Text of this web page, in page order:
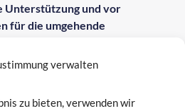
verwalten
zu bieten, verwenden wir
Unterstützung und vor
für die umgehende
GmbH